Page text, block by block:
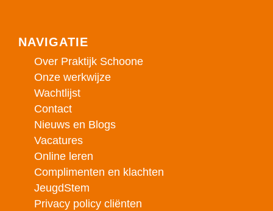
NAVIGATIE
Over Praktijk Schoone
Onze werkwijze
Wachtlijst
Contact
Nieuws en Blogs
Vacatures
Online leren
Complimenten en klachten
JeugdStem
Privacy policy cliënten